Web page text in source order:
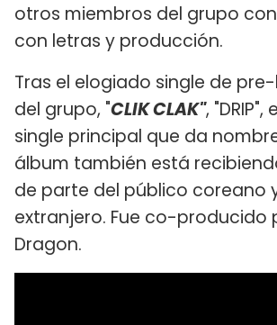
otros miembros del grupo
con letras y producción.
Tras el elogiado single de
del grupo, "CLIK CLAK",
single principal que da
álbum también está
de parte del público coreano
extranjero. Fue co-producido
Dragon.